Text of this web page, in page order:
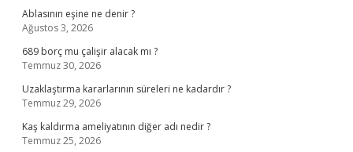
Ablasının eşine ne denir ?
Ağustos 3, 2026
689 borç mu çalişir alacak mı ?
Temmuz 30, 2026
Uzaklaştırma kararlarının süreleri ne kadardır ?
Temmuz 29, 2026
Kaş kaldırma ameliyatının diğer adı nedir ?
Temmuz 25, 2026